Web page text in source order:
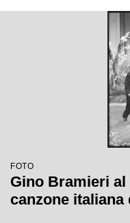
FOTO
Gino Bramieri al
canzone italiana